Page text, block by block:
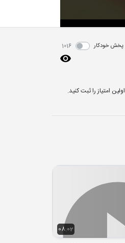
پخش خودکار 1016
اولین امتیاز را ثبت کنید.
08:02